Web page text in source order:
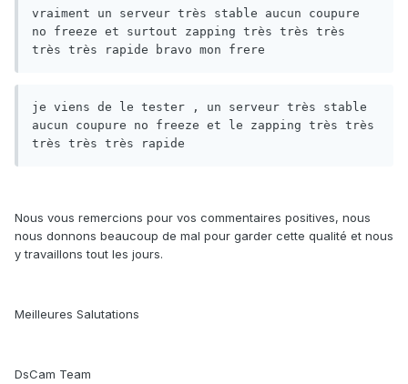
vraiment un serveur très stable aucun coupure
no freeze et surtout zapping très très très
très très rapide bravo mon frere
je viens de le tester , un serveur très stable
aucun coupure no freeze et le zapping très très
très très très rapide
Nous vous remercions pour vos commentaires positives, nous
nous donnons beaucoup de mal pour garder cette qualité et nous
y travaillons tout les jours.
Meilleures Salutations
DsCam Team